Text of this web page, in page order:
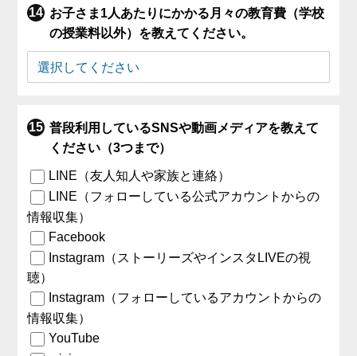
お子さま1人あたりにかかる月々の教育費（学校
の授業料以外）を教えてください。
普段利用しているSNSや動画メディアを教えて
ください（3つまで）
LINE（友人知人や家族と連絡）
LINE（フォローしている公式アカウントからの
情報収集）
Facebook
Instagram（ストーリーズやインスタLIVEの視
聴）
Instagram（フォローしているアカウントからの
情報収集）
YouTube